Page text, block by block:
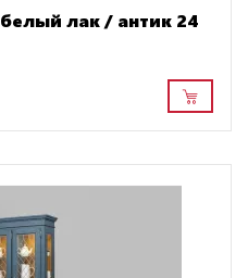
лак / антик 24